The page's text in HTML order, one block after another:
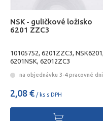
NSK - guličkové ložisko
6201 ZZC3
10105752, 6201ZZC3, NSK6201,
6201NSK, 62012ZC3
na objednávku 3-4 pracovné dni
2,08 € / ks s DPH